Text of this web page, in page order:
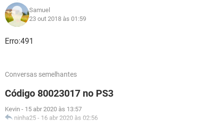
Samuel
23 out 2018 às 01:59
Erro:491
Conversas semelhantes
Código 80023017 no PS3
Kevin - 15 abr 2020 às 13:57
ninha25 - 16 abr 2020 às 02:56